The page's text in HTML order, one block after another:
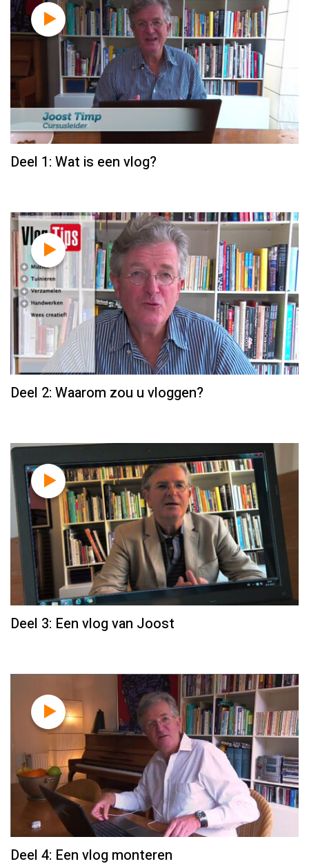
Deel 1: Wat is een vlog?
Deel 2: Waarom zou u vloggen?
Deel 3: Een vlog van Joost
Deel 4: Een vlog monteren